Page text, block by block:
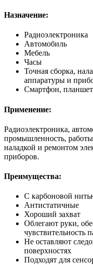
Назначение:
Радиоэлектроника
Автомобиль
Мебель
Часы
Точная сборка,
аппаратуры и
Смартфон, планшет
Применение:
Радиоэлектроника,
промышленность,
наладкой и ремонтом
приборов.
Преимущества:
С карбоновой
Антистатичные
Хороший захват
Облегают руки,
чувствительность
Не оставляют
поверхностях
Подходят для